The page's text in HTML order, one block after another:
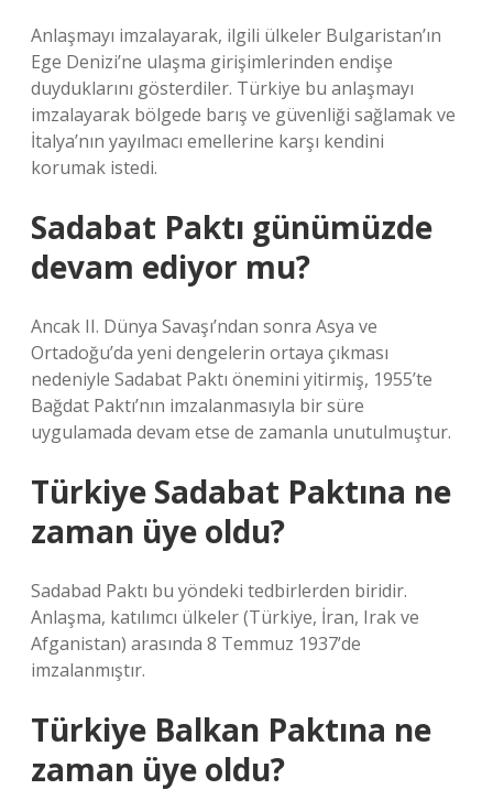
Anlaşmayı imzalayarak, ilgili ülkeler Bulgaristan’ın
Ege Denizi’ne ulaşma girişimlerinden endişe
duyduklarını gösterdiler. Türkiye bu anlaşmayı
imzalayarak bölgede barış ve güvenliği sağlamak ve
İtalya’nın yayılmacı emellerine karşı kendini
korumak istedi.
Sadabat Paktı günümüzde
devam ediyor mu?
Ancak II. Dünya Savaşı’ndan sonra Asya ve
Ortadoğu’da yeni dengelerin ortaya çıkması
nedeniyle Sadabat Paktı önemini yitirmiş, 1955’te
Bağdat Paktı’nın imzalanmasıyla bir süre
uygulamada devam etse de zamanla unutulmuştur.
Türkiye Sadabat Paktına ne
zaman üye oldu?
Sadabad Paktı bu yöndeki tedbirlerden biridir.
Anlaşma, katılımcı ülkeler (Türkiye, İran, Irak ve
Afganistan) arasında 8 Temmuz 1937’de
imzalanmıştır.
Türkiye Balkan Paktına ne
zaman üye oldu?